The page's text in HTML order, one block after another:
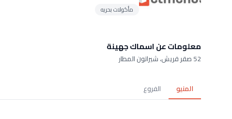
مأكولات بحريه
معلومات عن اسماك جهينة
52 صقر قريش، شيراتون المطار
المنيو الفروع